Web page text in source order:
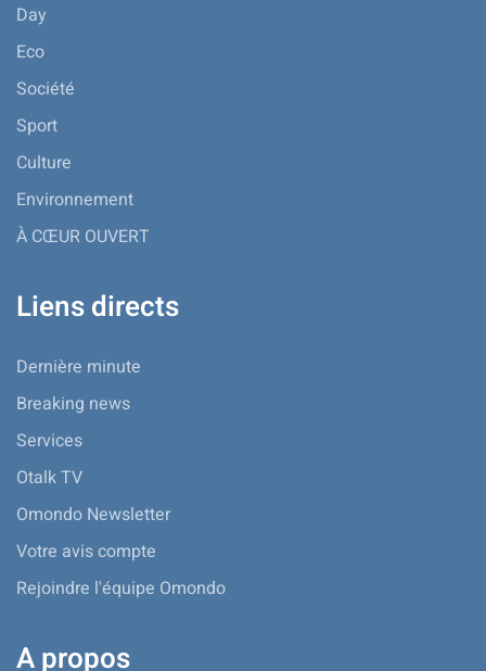
Day
Eco
Société
Sport
Culture
Environnement
À CŒUR OUVERT
Liens directs
Dernière minute
Breaking news
Services
Otalk TV
Omondo Newsletter
Votre avis compte
Rejoindre l'équipe Omondo
A propos